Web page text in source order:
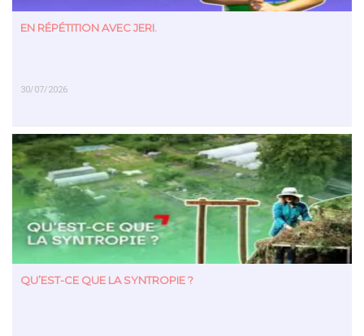
EN RÉPÉTITION AVEC JERI.
30/07/2026
EN SAVOIR PLUS
QU’EST-CE QUE LA SYNTROPIE ?